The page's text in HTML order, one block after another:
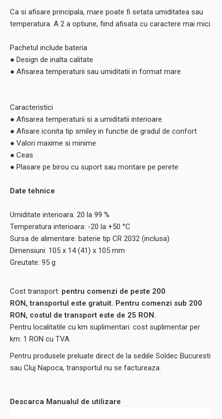
Ca si afisare principala, mare poate fi setata umiditatea sau
temperatura. A 2 a optiune, fiind afisata cu caractere mai mici.
Pachetul include bateria
● Design de inalta calitate
● Afisarea temperaturii sau umiditatii in format mare
Caracteristici
● Afisarea temperaturii si a umiditatii interioare
● Afisare iconita tip smiley in functie de gradul de confort
● Valori maxime si minime
● Ceas
● Plasare pe birou cu suport sau montare pe perete
Date tehnice
Umiditate interioara: 20 la 99 %
Temperatura interioara: -20 la +50 °C
Sursa de alimentare: baterie tip CR 2032 (inclusa)
Dimensiuni: 105 x 14 (41) x 105 mm
Greutate: 95 g
Cost transport: pentru comenzi de peste 200
RON, transportul este gratuit. Pentru comenzi sub 200
RON, costul de transport este de 25 RON.
Pentru localitatile cu km suplimentari: cost suplimentar per
km: 1 RON cu TVA.
Pentru produsele preluate direct de la sediile Soldec Bucuresti
sau Cluj Napoca, transportul nu se factureaza.
Descarca Manualul de utilizare